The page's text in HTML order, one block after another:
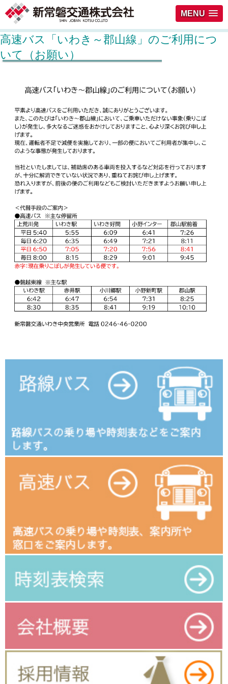
MENU
高速バス「いわき～郡山線」のご利用につ
いて（お願い）